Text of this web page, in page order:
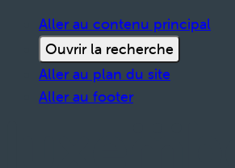
Aller au contenu principal
Ouvrir la recherche
Aller au plan du site
Aller au footer